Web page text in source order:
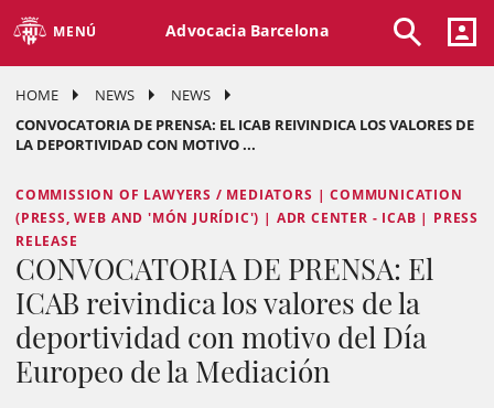
MENÚ Advocacia Barcelona
HOME NEWS
NEWS
CONVOCATORIA DE PRENSA: EL ICAB REIVINDICA LOS VALORES DE
LA DEPORTIVIDAD CON MOTIVO ...
COMMISSION OF LAWYERS / MEDIATORS | COMMUNICATION
(PRESS, WEB AND 'MÓN JURÍDIC') | ADR CENTER - ICAB | PRESS
RELEASE
CONVOCATORIA DE PRENSA: El
ICAB reivindica los valores de la
deportividad con motivo del Día
Europeo de la Mediación